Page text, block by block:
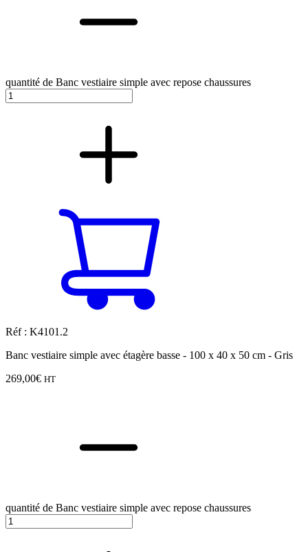
quantité de Banc vestiaire simple avec repose chaussures
Réf : K4101.2
Banc vestiaire simple avec étagère basse - 100 x 40 x 50 cm - Gris
269,00€ HT
quantité de Banc vestiaire simple avec repose chaussures